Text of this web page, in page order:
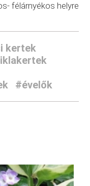
félárnyékos helyre
kertek
#évelők